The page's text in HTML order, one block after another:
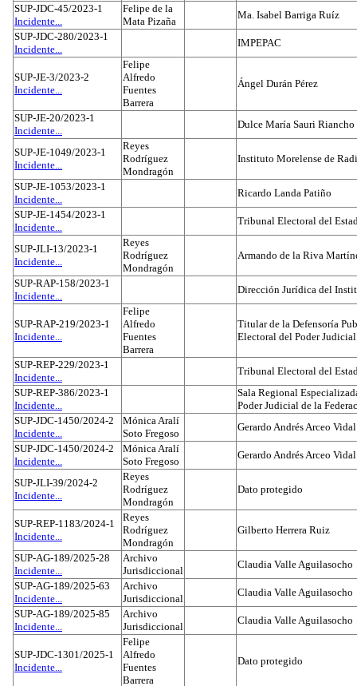
SUP-JDC-45/2023-1
Incidente...
Felipe de la
Mata Pizaña
Ma. Isabel Barriga Ruíz
SUP-JDC-280/2023-1
Incidente...
IMPEPAC
SUP-JE-3/2023-2
Incidente...
Felipe
Alfredo
Fuentes
Barrera
Ángel Durán Pérez
SUP-JE-20/2023-1
Incidente...
Dulce María Sauri
SUP-JE-1049/2023-1
Incidente...
Reyes
Rodríguez
Mondragón
Instituto Morelense de
SUP-JE-1053/2023-1
Incidente...
Ricardo Landa Patiño
SUP-JE-1454/2023-1
Incidente...
Tribunal Electoral del
SUP-JLI-13/2023-1
Incidente...
Reyes
Rodríguez
Mondragón
Armando de la Riva
SUP-RAP-158/2023-1
Incidente...
Dirección Jurídica del
SUP-RAP-219/2023-1
Incidente...
Felipe
Alfredo
Fuentes
Barrera
Titular de la Defensoría
Electoral del Poder
SUP-REP-229/2023-1
Incidente...
Tribunal Electoral del
SUP-REP-386/2023-1
Incidente...
Sala Regional
Poder Judicial de la
SUP-JDC-1450/2024-2
Incidente...
Mónica Aralí
Soto Fregoso
Gerardo Andrés Arceo Vidal
SUP-JDC-1450/2024-2
Incidente...
Mónica Aralí
Soto Fregoso
Gerardo Andrés Arceo Vidal
SUP-JLI-39/2024-2
Incidente...
Reyes
Rodríguez
Mondragón
Dato protegido
SUP-REP-1183/2024-1
Incidente...
Reyes
Rodríguez
Mondragón
Gilberto Herrera Ruiz
SUP-AG-189/2025-28
Incidente...
Archivo
Jurisdiccional
Claudia Valle Aguilasocho
SUP-AG-189/2025-63
Incidente...
Archivo
Jurisdiccional
Claudia Valle Aguilasocho
SUP-AG-189/2025-85
Incidente...
Archivo
Jurisdiccional
Claudia Valle Aguilasocho
SUP-JDC-1301/2025-1
Incidente...
Felipe
Alfredo
Fuentes
Barrera
Dato protegido